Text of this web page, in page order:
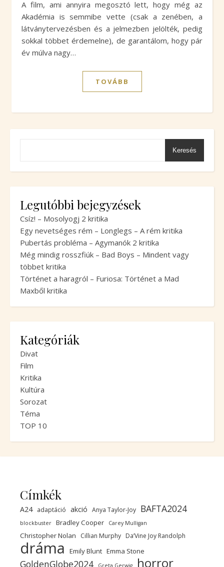
A film, ami annyira megosztó lett, hogy még az
Akadémia is semmibe vette (csak a zenében, a
látványtervezésben és a jelmezben jelölték, pedig
sokkal többet érdemelne), de garantálom, hogy pár
év múlva nagy…
TOVÁBB
Keresés
Legutóbbi bejegyzések
Csíz! – Mosolyogj 2 kritika
Egy nevetséges rém – Longlegs – A rém kritika
Pubertás probléma – Agymanók 2 kritika
Még mindig rosszfiúk – Bad Boys – Mindent vagy
többet kritika
Történet a haragról – Furiosa: Történet a Mad
Maxből kritika
Kategóriák
Divat
Film
Kritika
Kultúra
Sorozat
Téma
TOP 10
Címkék
A24 adaptáció akció Anya Taylor-Joy BAFTA2024
blockbuster Bradley Cooper Carey Mulligan
Christopher Nolan Cillian Murphy Da’Vine Joy Randolph
dráma Emily Blunt Emma Stone
GoldenGlobe2024 Greta Gerwig horror